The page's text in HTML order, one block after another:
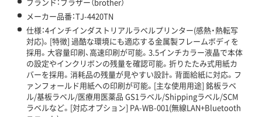
メーカー品番：TJ-4420TN
仕様：4インチインダストリアルラベルプリンター(感熱・熱転写
対応)。[特徴] 過酷な環境にも適応する金属製フレームボディを
採用。大容量印刷、高速印刷が可能。3.5インチカラー液晶で本体
の設定やインクリボンの残量を確認可能。折りたたみ式用紙カ
バーを採用。消耗品の残量が見やすい設計。背面給紙に対応。フ
ァンフォールド用紙への印刷が可能。[主な使用用途] 銘板ラベ
ル/基板ラベル/医療用医薬品 GS1ラベル/Shippingラベル/SCM
ラベルなど。[対応オプション] PA-WB-001(無線LAN+Bluetooth